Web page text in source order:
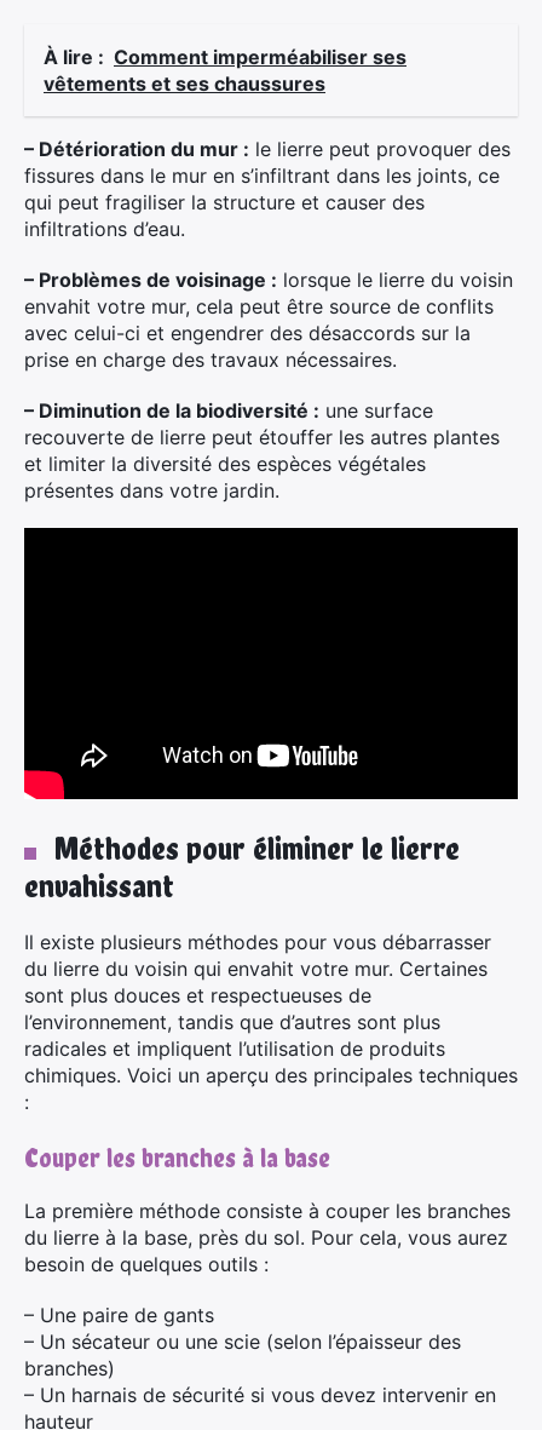
À lire : Comment imperméabiliser ses
vêtements et ses chaussures
– Détérioration du mur : le lierre peut provoquer des
fissures dans le mur en s’infiltrant dans les joints, ce
qui peut fragiliser la structure et causer des
infiltrations d’eau.
– Problèmes de voisinage : lorsque le lierre du voisin
envahit votre mur, cela peut être source de conflits
avec celui-ci et engendrer des désaccords sur la
prise en charge des travaux nécessaires.
– Diminution de la biodiversité : une surface
recouverte de lierre peut étouffer les autres plantes
et limiter la diversité des espèces végétales
présentes dans votre jardin.
Méthodes pour éliminer le lierre
envahissant
Il existe plusieurs méthodes pour vous débarrasser
du lierre du voisin qui envahit votre mur. Certaines
sont plus douces et respectueuses de
l’environnement, tandis que d’autres sont plus
radicales et impliquent l’utilisation de produits
chimiques. Voici un aperçu des principales techniques
:
Couper les branches à la base
La première méthode consiste à couper les branches
du lierre à la base, près du sol. Pour cela, vous aurez
besoin de quelques outils :
– Une paire de gants
– Un sécateur ou une scie (selon l’épaisseur des
branches)
– Un harnais de sécurité si vous devez intervenir en
hauteur